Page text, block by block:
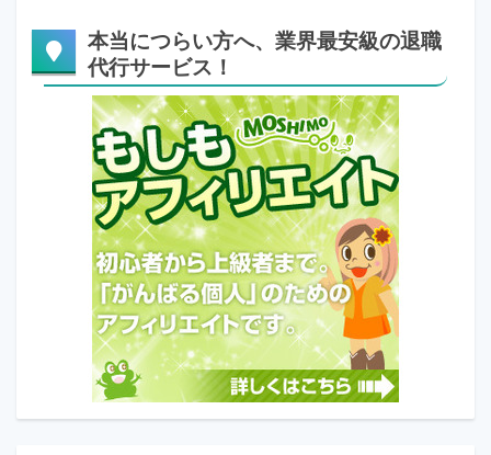
本当につらい方へ、業界最安級の退職
代行サービス！